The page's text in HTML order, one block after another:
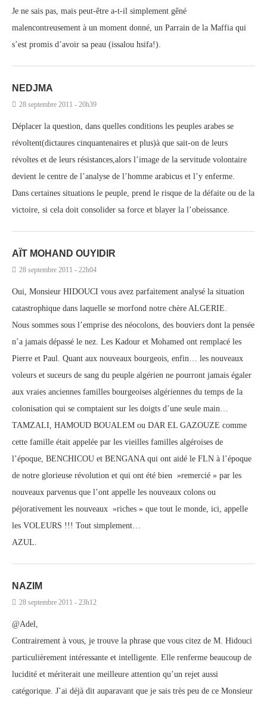
Je ne sais pas, mais peut-être a-t-il simplement gêné
malencontreusement à un moment donné, un Parrain de la Maffia qui
s’est promis d’avoir sa peau (issalou hsifa!).
NEDJMA
28 septembre 2011 - 20h39
Déplacer la question, dans quelles conditions les peuples arabes se
révoltent(dictaures cinquantenaires et plus)à que sait-on de leurs
révoltes et de leurs résistances,alors l’image de la servitude volontaire
devient le centre de l’analyse de l’homme arabicus et l’y enferme.
Dans certaines situations le peuple, prend le risque de la défaite ou de la
victoire, si cela doit consolider sa force et blayer la l’obeissance.
AÏT MOHAND OUYIDIR
28 septembre 2011 - 22h04
Oui, Monsieur HIDOUCI vous avez parfaitement analysé la situation
catastrophique dans laquelle se morfond notre chère ALGERIE.
Nous sommes sous l’emprise des néocolons, des bouviers dont la pensée
n’a jamais dépassé le nez. Les Kadour et Mohamed ont remplacé les
Pierre et Paul. Quant aux nouveaux bourgeois, enfin… les nouveaux
voleurs et suceurs de sang du peuple algérien ne pourront jamais égaler
aux vraies anciennes familles bourgeoises algériennes du temps de la
colonisation qui se comptaient sur les doigts d’une seule main…
TAMZALI, HAMOUD BOUALEM ou DAR EL GAZOUZE comme
cette famille était appelée par les vieilles familles algéroises de
l’époque, BENCHICOU et BENGANA qui ont aidé le FLN à l’époque
de notre glorieuse révolution et qui ont été bien »remercié » par les
nouveaux parvenus que l’ont appelle les nouveaux colons ou
péjorativement les nouveaux »riches » que tout le monde, ici, appelle
les VOLEURS !!! Tout simplement…
AZUL.
NAZIM
28 septembre 2011 - 23h12
@Adel,
Contrairement à vous, je trouve la phrase que vous citez de M. Hidouci
particulièrement intéressante et intelligente. Elle renferme beaucoup de
lucidité et mériterait une meilleure attention qu’un rejet aussi
catégorique. J’ai déjà dit auparavant que je sais très peu de ce Monsieur